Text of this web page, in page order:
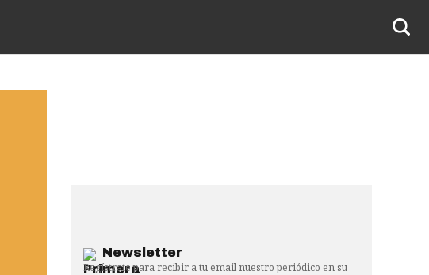
Newsletter
Regístrate para recibir a tu email nuestro periódico en su